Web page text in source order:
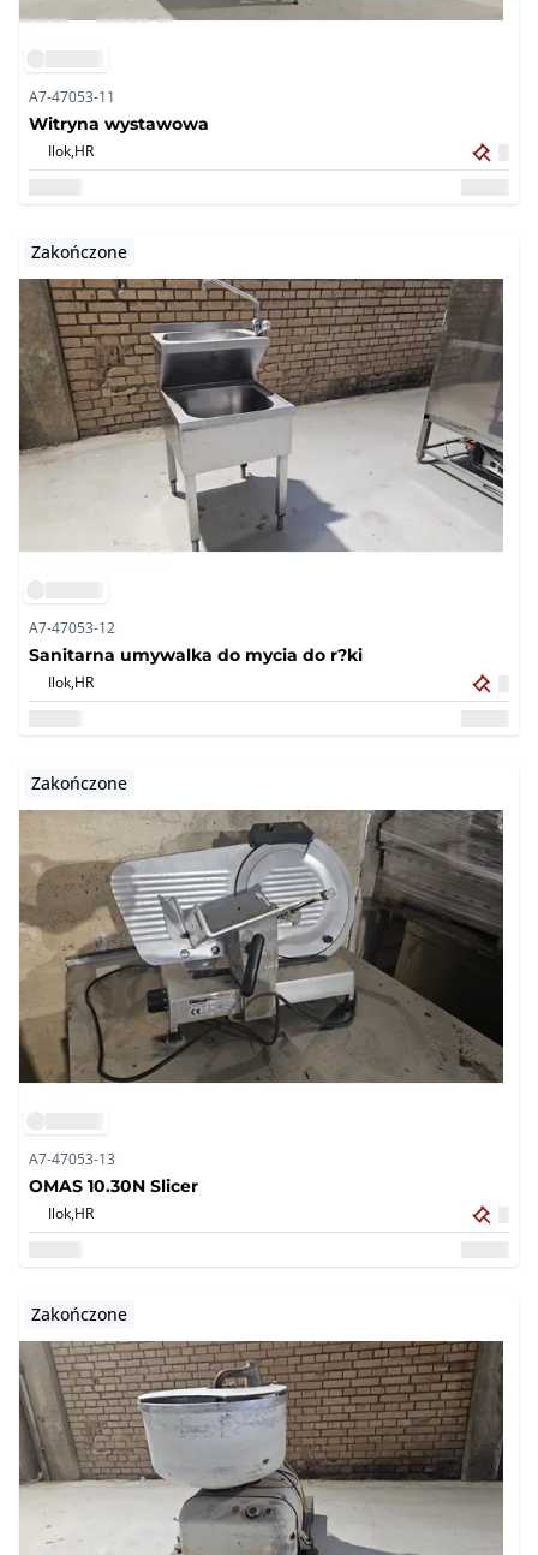
A7-47053-11
Witryna wystawowa
Ilok,HR
Zakończone
A7-47053-12
Sanitarna umywalka do mycia do r?ki
Ilok,HR
Zakończone
A7-47053-13
OMAS 10.30N Slicer
Ilok,HR
Zakończone